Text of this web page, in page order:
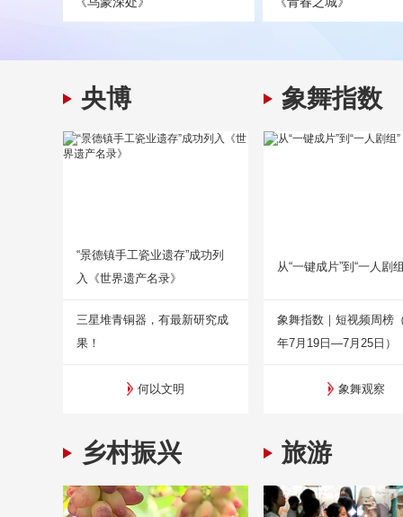
央博
“景德镇手工瓷业遗存”成功列
入《世界遗产名录》
三星堆青铜器，有最新研究成
果！
何以文明
象舞指数
从“一键成片”到“一人剧
象舞指数｜短视频周榜
年7月19日—7月25日）
象舞观察
乡村振兴 旅游